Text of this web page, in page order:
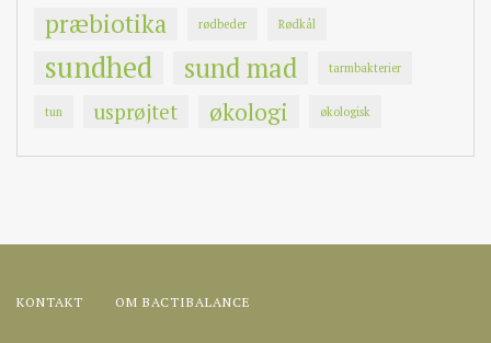
præbiotika rødbeder Rødkål
sundhed sund mad tarmbakterier
tun usprøjtet økologi økologisk
KONTAKT OM BACTIBALANCE